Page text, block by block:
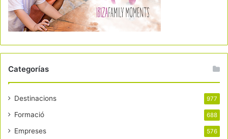
Categorías
Destinacions 977
Formació 688
Empreses 576